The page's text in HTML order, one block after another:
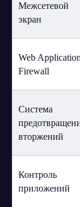
Межсетевой
экран
Web Application
Firewall
Система
вторжений
Контроль
приложений